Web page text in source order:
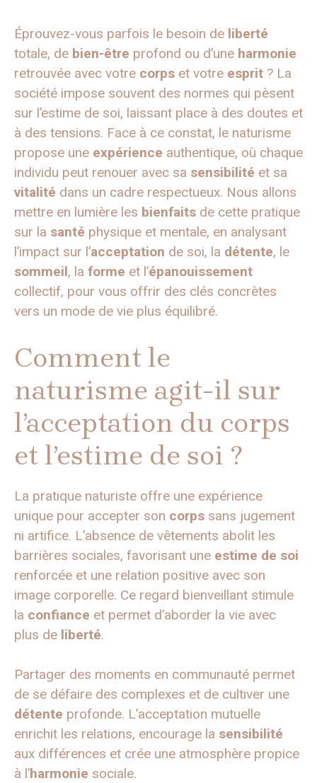
Éprouvez-vous parfois le besoin de liberté
totale, de bien-être profond ou d’une harmonie
retrouvée avec votre corps et votre esprit ? La
société impose souvent des normes qui pèsent
sur l’estime de soi, laissant place à des doutes et
à des tensions. Face à ce constat, le naturisme
propose une expérience authentique, où chaque
individu peut renouer avec sa sensibilité et sa
vitalité dans un cadre respectueux. Nous allons
mettre en lumière les bienfaits de cette pratique
sur la santé physique et mentale, en analysant
l’impact sur l’acceptation de soi, la détente, le
sommeil, la forme et l’épanouissement
collectif, pour vous offrir des clés concrètes
vers un mode de vie plus équilibré.
Comment le
naturisme agit-il sur
l’acceptation du corps
et l’estime de soi ?
La pratique naturiste offre une expérience
unique pour accepter son corps sans jugement
ni artifice. L’absence de vêtements abolit les
barrières sociales, favorisant une estime de soi
renforcée et une relation positive avec son
image corporelle. Ce regard bienveillant stimule
la confiance et permet d’aborder la vie avec
plus de liberté.
Partager des moments en communauté permet
de se défaire des complexes et de cultiver une
détente profonde. L’acceptation mutuelle
enrichit les relations, encourage la sensibilité
aux différences et crée une atmosphère propice
à l’harmonie sociale.